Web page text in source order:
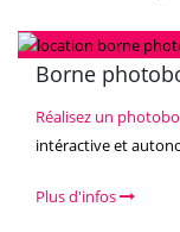
Borne
Réalisez un
intéractive et
Plus d'infos